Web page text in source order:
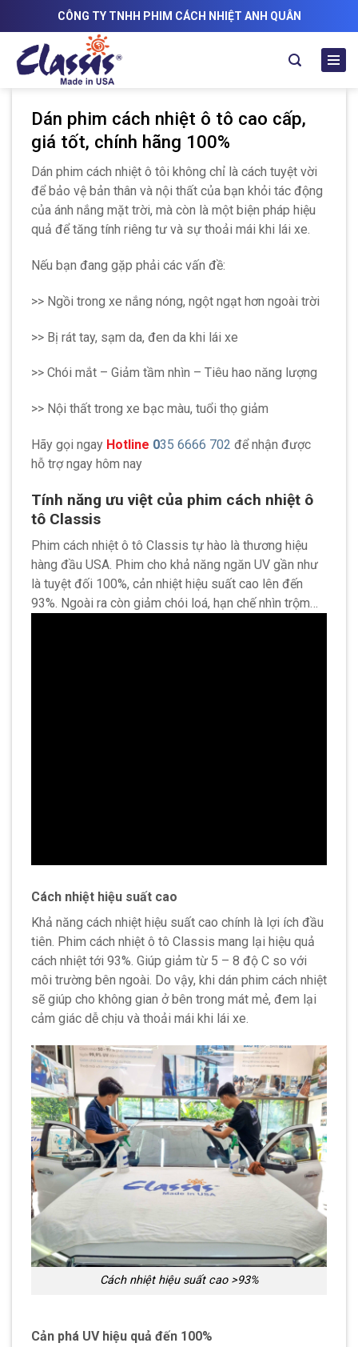
content
CÔNG TY TNHH PHIM CÁCH NHIỆT ANH QUÂN
Dán phim cách nhiệt ô tô cao cấp,
giá tốt, chính hãng 100%
Dán phim cách nhiệt ô tôi không chỉ là cách tuyệt vời
để bảo vệ bản thân và nội thất của bạn khỏi tác động
của ánh nắng mặt trời, mà còn là một biện pháp hiệu
quả để tăng tính riêng tư và sự thoải mái khi lái xe.
Nếu bạn đang gặp phải các vấn đề:
>> Ngồi trong xe nắng nóng, ngột ngạt hơn ngoài trời
>> Bị rát tay, sạm da, đen da khi lái xe
>> Chói mắt – Giảm tầm nhìn – Tiêu hao năng lượng
>> Nội thất trong xe bạc màu, tuổi thọ giảm
Hãy gọi ngay Hotline 035 6666 702 để nhận được
hỗ trợ ngay hôm nay
Tính năng ưu việt của phim cách nhiệt ô
tô Classis
Phim cách nhiệt ô tô Classis tự hào là thương hiệu
hàng đầu USA. Phim cho khả năng ngăn UV gần như
là tuyệt đối 100%, cản nhiệt hiệu suất cao lên đến
93%. Ngoài ra còn giảm chói loá, hạn chế nhìn trộm…
Cách nhiệt hiệu suất cao
Khả năng cách nhiệt hiệu suất cao chính là lợi ích đầu
tiên. Phim cách nhiệt ô tô Classis mang lại hiệu quả
cách nhiệt tới 93%. Giúp giảm từ 5 – 8 độ C so với
môi trường bên ngoài. Do vậy, khi dán phim cách nhiệt
sẽ giúp cho không gian ở bên trong mát mẻ, đem lại
cảm giác dễ chịu và thoải mái khi lái xe.
Cách nhiệt hiệu suất cao >93%
Cản phá UV hiệu quả đến 100%